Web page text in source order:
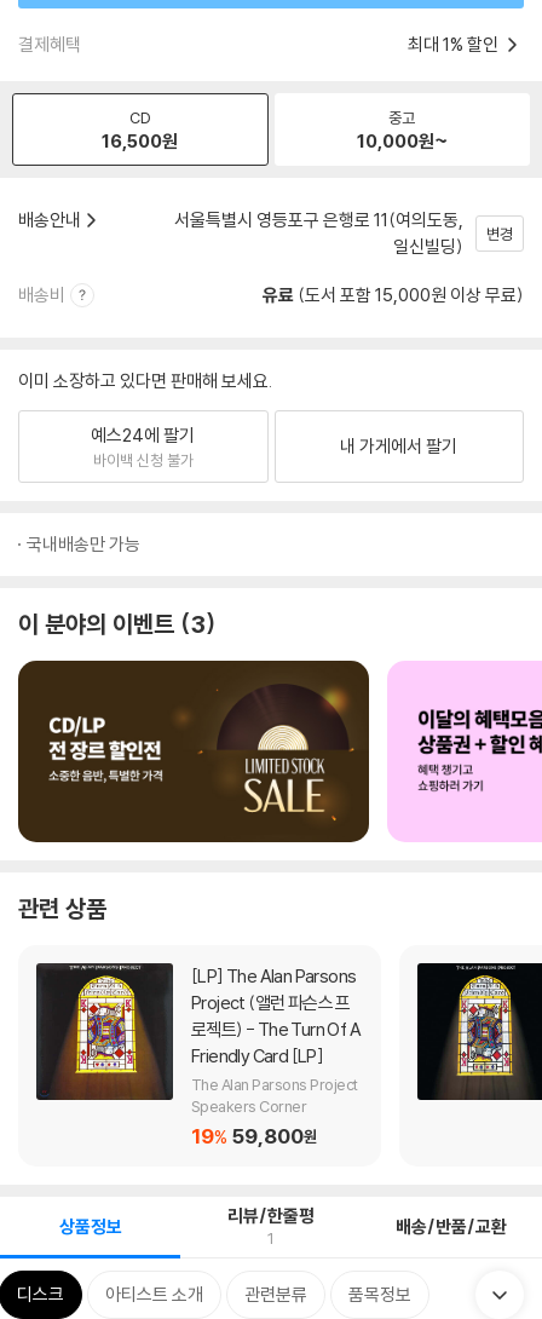
결제혜택 최대 1% 할인
CD
16,500원
중고
10,000원~
배송안내
서울특별시 영등포구 은행로 11(여의도동,
일신빌딩)
변경
배송비 유료 (도서 포함 15,000원 이상 무료)
이미 소장하고 있다면 판매해 보세요.
예스24에 팔기
바이백 신청 불가
내 가게에서 팔기
국내배송만 가능
이 분야의 이벤트 3
관련 상품
[LP]
Project (앨런 파슨스 프
로젝트) - The Turn Of A
Friendly Card [LP]
The Alan Parsons Project
Speakers Corner
19% 59,800원
상품정보 리뷰/한줄평
1 배송/반품/교환
디스크 아티스트 소개 관련분류 품목정보